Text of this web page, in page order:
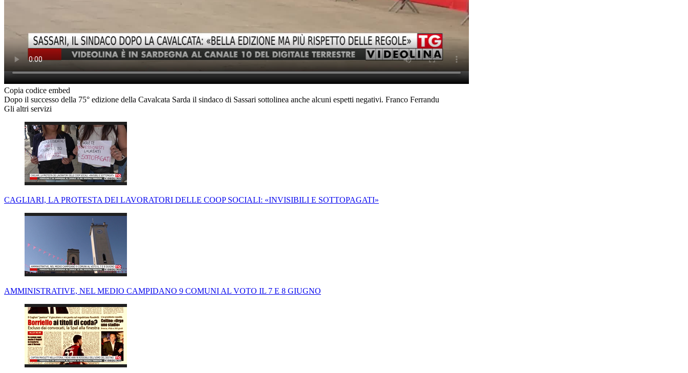
Copia codice embed
Dopo il successo della 75° edizione della Cavalcata Sarda il sindaco di Sassari sottolinea anche alcuni espetti negativi. Franco Ferrandu
Gli altri servizi
CAGLIARI, LA PROTESTA DEI LAVORATORI DELLE COOP SOCIALI: «INVISIBILI E SOTTOPAGATI»
AMMINISTRATIVE, NEL MEDIO CAMPIDANO 9 COMUNI AL VOTO IL 7 E 8 GIUGNO